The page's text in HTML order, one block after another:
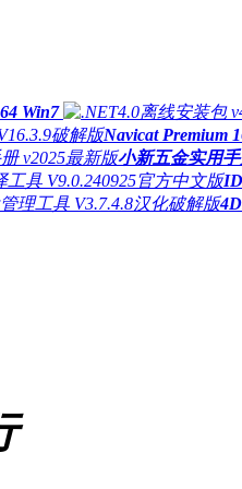
Win7
Navicat Premium
小新五金实用